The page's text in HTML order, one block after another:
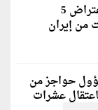
الجيش الأردني يعلن اعتراض 5
من إيران
حواجز من
عشرات